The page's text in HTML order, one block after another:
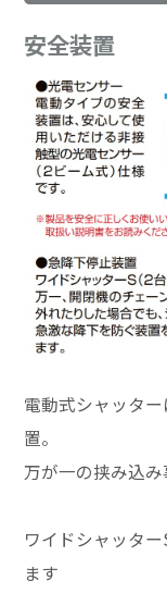
安全装置
電動式シャッタ
置。
万が一の挟み込
ワイドシャッタ
ます